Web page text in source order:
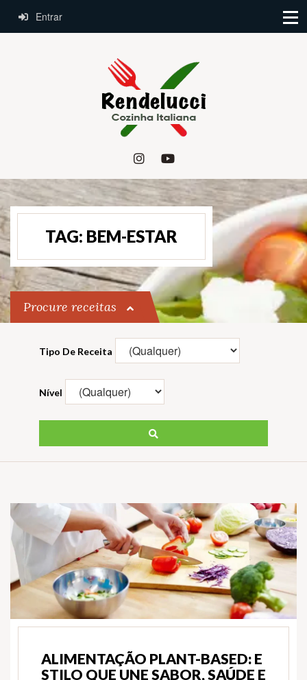
Entrar
TAG: BEM-ESTAR
Procure receitas
Tipo De Receita
Nível
ALIMENTAÇÃO PLANT-BASED: E
STILO QUE UNE SABOR, SAÚDE E